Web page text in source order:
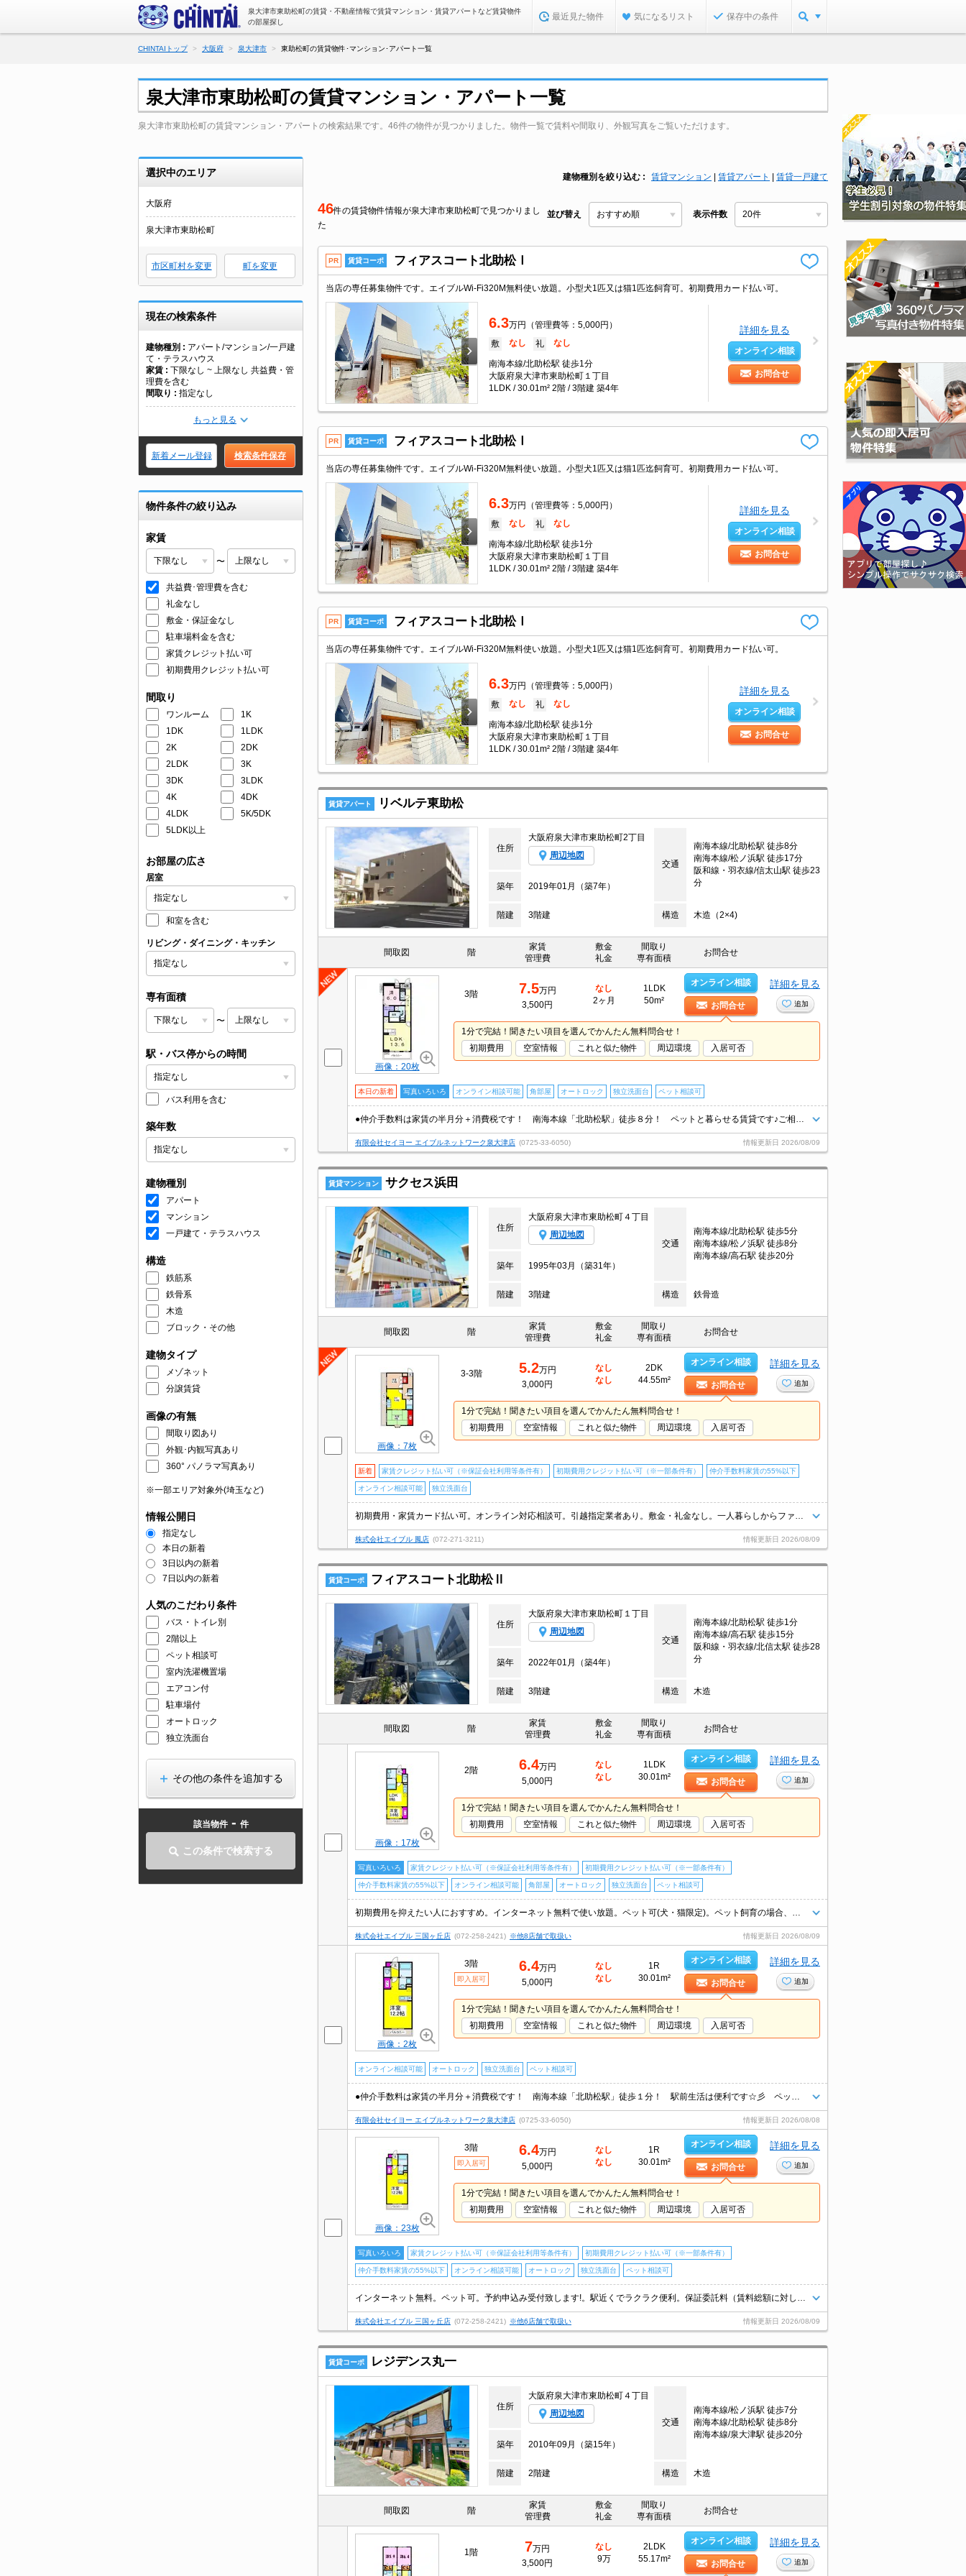
泉大津市東助松町の賃貸・不動産情報で賃貸マンション・賃貸アパートなど賃貸物件
の部屋探し
最近見た物件 気になるリスト 保存中の条件
CHINTAIトップ 大阪府 泉大津市 東助松町の賃貸物件･マンション･アパート一覧
泉大津市東助松町の賃貸マンション・アパート一覧
泉大津市東助松町の賃貸マンション・アパートの検索結果です。46件の物件が見つかりました。物件一覧で賃料や間取り、外観写真をご覧いただけます。
選択中のエリア
大阪府
泉大津市東助松町
市区町村を変更 町を変更
現在の検索条件
建物種別
アパート/マンション/一戸建
て・テラスハウス
家賃
下限なし ~ 上限なし 共益費・管
理費を含む
間取り
指定なし
もっと見る
新着メール登録 検索条件保存
物件条件の絞り込み
家賃
〜
共益費･管理費を含む
礼金なし
敷金・保証金なし
駐車場料金を含む
家賃クレジット払い可
初期費用クレジット払い可
間取り
ワンルーム
1K
1DK
1LDK
2K
2DK
2LDK
3K
3DK
3LDK
4K
4DK
4LDK
5K/5DK
5LDK以上
お部屋の広さ
居室
和室を含む
リビング・ダイニング・キッチン
専有面積
〜
駅・バス停からの時間
バス利用を含む
築年数
建物種別
アパート
マンション
一戸建て・テラスハウス
構造
鉄筋系
鉄骨系
木造
ブロック・その他
建物タイプ
メゾネット
分譲賃貸
画像の有無
間取り図あり
外観･内観写真あり
360° パノラマ写真あり
※一部エリア対象外(埼玉など)
情報公開日
指定なし
本日の新着
3日以内の新着
7日以内の新着
人気のこだわり条件
バス・トイレ別
2階以上
ペット相談可
室内洗濯機置場
エアコン付
駐車場付
オートロック
独立洗面台
その他の条件を追加する
該当物件 - 件
この条件で検索する
建物種別を絞り込む 賃貸マンション 賃貸アパート 賃貸一戸建て
46件の賃貸物件情報が泉大津市東助松町で見つかりまし
た
並び替え 表示件数
PR 賃貸コーポ フィアスコート北助松Ⅰ
当店の専任募集物件です。エイブルWi-Fi320M無料使い放題。小型犬1匹又は猫1匹迄飼育可。初期費用カード払い可。
6.3万円（管理費等：5,000円）
敷 なし 礼 なし
南海本線/北助松駅 徒歩1分
大阪府泉大津市東助松町１丁目
1LDK / 30.01m² 2階 / 3階建 築4年
詳細を見る
オンライン相談
お問合せ
PR 賃貸コーポ フィアスコート北助松Ⅰ
当店の専任募集物件です。エイブルWi-Fi320M無料使い放題。小型犬1匹又は猫1匹迄飼育可。初期費用カード払い可。
6.3万円（管理費等：5,000円）
敷 なし 礼 なし
南海本線/北助松駅 徒歩1分
大阪府泉大津市東助松町１丁目
1LDK / 30.01m² 2階 / 3階建 築4年
詳細を見る
オンライン相談
お問合せ
PR 賃貸コーポ フィアスコート北助松Ⅰ
当店の専任募集物件です。エイブルWi-Fi320M無料使い放題。小型犬1匹又は猫1匹迄飼育可。初期費用カード払い可。
6.3万円（管理費等：5,000円）
敷 なし 礼 なし
南海本線/北助松駅 徒歩1分
大阪府泉大津市東助松町１丁目
1LDK / 30.01m² 2階 / 3階建 築4年
詳細を見る
オンライン相談
お問合せ
賃貸アパート リベルテ東助松
住所
大阪府泉大津市東助松町2丁目
周辺地図
交通
南海本線/北助松駅 徒歩8分
南海本線/松ノ浜駅 徒歩17分
阪和線・羽衣線/信太山駅 徒歩23
分
築年 2019年01月（築7年）
階建 3階建 構造 木造（2×4)
間取図 階
家賃
管理費
敷金
礼金
間取り
専有面積
お問合せ
画像：20枚
3階 7.5万円
3,500円
なし
2ヶ月
1LDK
50m²
オンライン相談
お問合せ
詳細を見る
追加
1分で完結！聞きたい項目を選んでかんたん無料問合せ！
初期費用
空室情報 これと似た物件 周辺環境 入居可否
本日の新着 写真いろいろ オンライン相談可能 角部屋 オートロック 独立洗面台 ペット相談可
有限会社セイヨー エイブルネットワーク泉大津店 (0725-33-6050) 情報更新日 2026/08/09
賃貸マンション サクセス浜田
住所
大阪府泉大津市東助松町４丁目
周辺地図
交通
南海本線/北助松駅 徒歩5分
南海本線/松ノ浜駅 徒歩8分
南海本線/高石駅 徒歩20分
築年
1995年03月（築31年）
階建 3階建 構造 鉄骨造
間取図 階
家賃
管理費
敷金
礼金
間取り
専有面積
お問合せ
画像：7枚
3-3階 5.2万円
3,000円
なし
なし
2DK
44.55m²
オンライン相談
お問合せ
詳細を見る
追加
1分で完結！聞きたい項目を選んでかんたん無料問合せ！
初期費用
空室情報 これと似た物件 周辺環境 入居可否
新着 家賃クレジット払い可（※保証会社利用等条件有） 初期費用クレジット払い可（※一部条件有） 仲介手数料家賃の55%以下
オンライン相談可能 独立洗面台
株式会社エイブル 鳳店 (072-271-3211) 情報更新日 2026/08/09
賃貸コーポ フィアスコート北助松Ⅱ
住所
大阪府泉大津市東助松町１丁目
周辺地図
交通
南海本線/北助松駅 徒歩1分
南海本線/高石駅 徒歩15分
阪和線・羽衣線/北信太駅 徒歩28
分
築年 2022年01月（築4年）
階建 3階建 構造 木造
間取図 階
家賃
管理費
敷金
礼金
間取り
専有面積
お問合せ
画像：17枚
2階 6.4万円
5,000円
なし
なし
1LDK
30.01m²
オンライン相談
お問合せ
詳細を見る
追加
1分で完結！聞きたい項目を選んでかんたん無料問合せ！
初期費用
空室情報 これと似た物件 周辺環境 入居可否
写真いろいろ 家賃クレジット払い可（※保証会社利用等条件有） 初期費用クレジット払い可（※一部条件有）
仲介手数料家賃の55%以下 オンライン相談可能 角部屋 オートロック 独立洗面台 ペット相談可
株式会社エイブル 三国ヶ丘店 (072-258-2421) ※他8店舗で取扱い 情報更新日 2026/08/09
画像：2枚
3階
即入居可
6.4万円
5,000円
なし
なし
1R
30.01m²
オンライン相談
お問合せ
詳細を見る
追加
1分で完結！聞きたい項目を選んでかんたん無料問合せ！
初期費用
空室情報 これと似た物件 周辺環境 入居可否
オンライン相談可能 オートロック 独立洗面台 ペット相談可
有限会社セイヨー エイブルネットワーク泉大津店 (0725-33-6050) 情報更新日 2026/08/08
画像：23枚
3階
即入居可
6.4万円
5,000円
なし
なし
1R
30.01m²
オンライン相談
お問合せ
詳細を見る
追加
1分で完結！聞きたい項目を選んでかんたん無料問合せ！
初期費用
空室情報 これと似た物件 周辺環境 入居可否
写真いろいろ 家賃クレジット払い可（※保証会社利用等条件有） 初期費用クレジット払い可（※一部条件有）
仲介手数料家賃の55%以下 オンライン相談可能 オートロック 独立洗面台 ペット相談可
株式会社エイブル 三国ヶ丘店 (072-258-2421) ※他6店舗で取扱い 情報更新日 2026/08/09
賃貸コーポ レジデンス丸一
住所
大阪府泉大津市東助松町４丁目
周辺地図
交通
南海本線/松ノ浜駅 徒歩7分
南海本線/北助松駅 徒歩8分
南海本線/泉大津駅 徒歩20分
築年
2010年09月（築15年）
階建 2階建 構造 木造
間取図 階
家賃
管理費
敷金
礼金
間取り
専有面積
お問合せ
1階 7万円
3,500円
なし
9万
2LDK
55.17m²
オンライン相談
お問合せ
詳細を見る
追加